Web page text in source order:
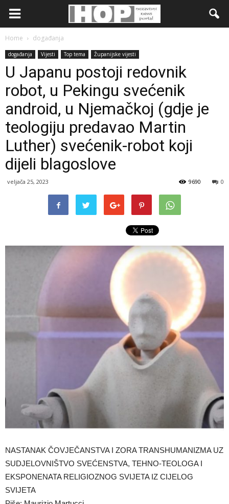
Home događanja
događanja Vijesti Top tema Županijske vijesti
U Japanu postoji redovnik
robot, u Pekingu svećenik
android, u Njemačkoj (gdje je
teologiju predavao Martin
Luther) svećenik-robot koji
dijeli blagoslove
veljača 25, 2023 0
9690
NASTANAK ČOVJEČANSTVA I ZORA TRANSHUMANIZMA UZ
SUDJELOVNIŠTVO SVEĆENSTVA, TEHNO-TEOLOGA I
EKSPONENATA RELIGIOZNOG SVIJETA IZ CIJELOG
SVIJETA